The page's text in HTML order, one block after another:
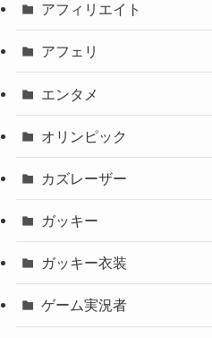
アフィリエイト
アフェリ
エンタメ
オリンピック
カズレーザー
ガッキー
ガッキー衣装
ゲーム実況者